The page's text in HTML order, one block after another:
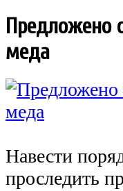
Предложено
меда
Навести
проследить